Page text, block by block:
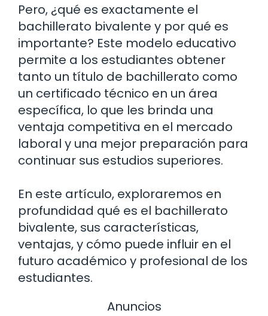
Pero, ¿qué es exactamente el
bachillerato bivalente y por qué es
importante? Este modelo educativo
permite a los estudiantes obtener
tanto un título de bachillerato como
un certificado técnico en un área
específica, lo que les brinda una
ventaja competitiva en el mercado
laboral y una mejor preparación para
continuar sus estudios superiores.
En este artículo, exploraremos en
profundidad qué es el bachillerato
bivalente, sus características,
ventajas, y cómo puede influir en el
futuro académico y profesional de los
estudiantes.
Anuncios